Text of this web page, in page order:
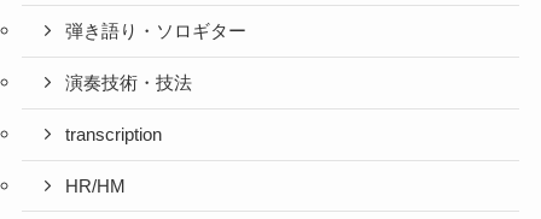
弾き語り・ソロギター
演奏技術・技法
transcription
HR/HM